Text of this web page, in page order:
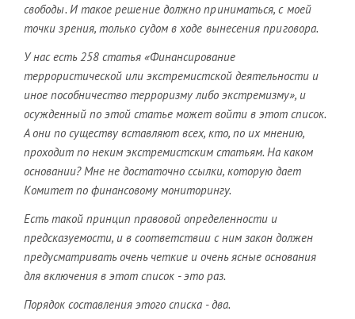
свободы. И такое решение должно приниматься, с моей
точки зрения, только судом в ходе вынесения приговора.
У нас есть 258 статья «Финансирование
террористической или экстремистской деятельности и
иное пособничество терроризму либо экстремизму», и
осужденный по этой статье может войти в этот список.
А они по существу вставляют всех, кто, по их мнению,
проходит по неким экстремистским статьям. На каком
основании? Мне не достаточно ссылки, которую дает
Комитет по финансовому мониторингу.
Есть такой принцип правовой определенности и
предсказуемости, и в соответствии с ним закон должен
предусматривать очень четкие и очень ясные основания
для включения в этот список - это раз.
Порядок составления этого списка - два.